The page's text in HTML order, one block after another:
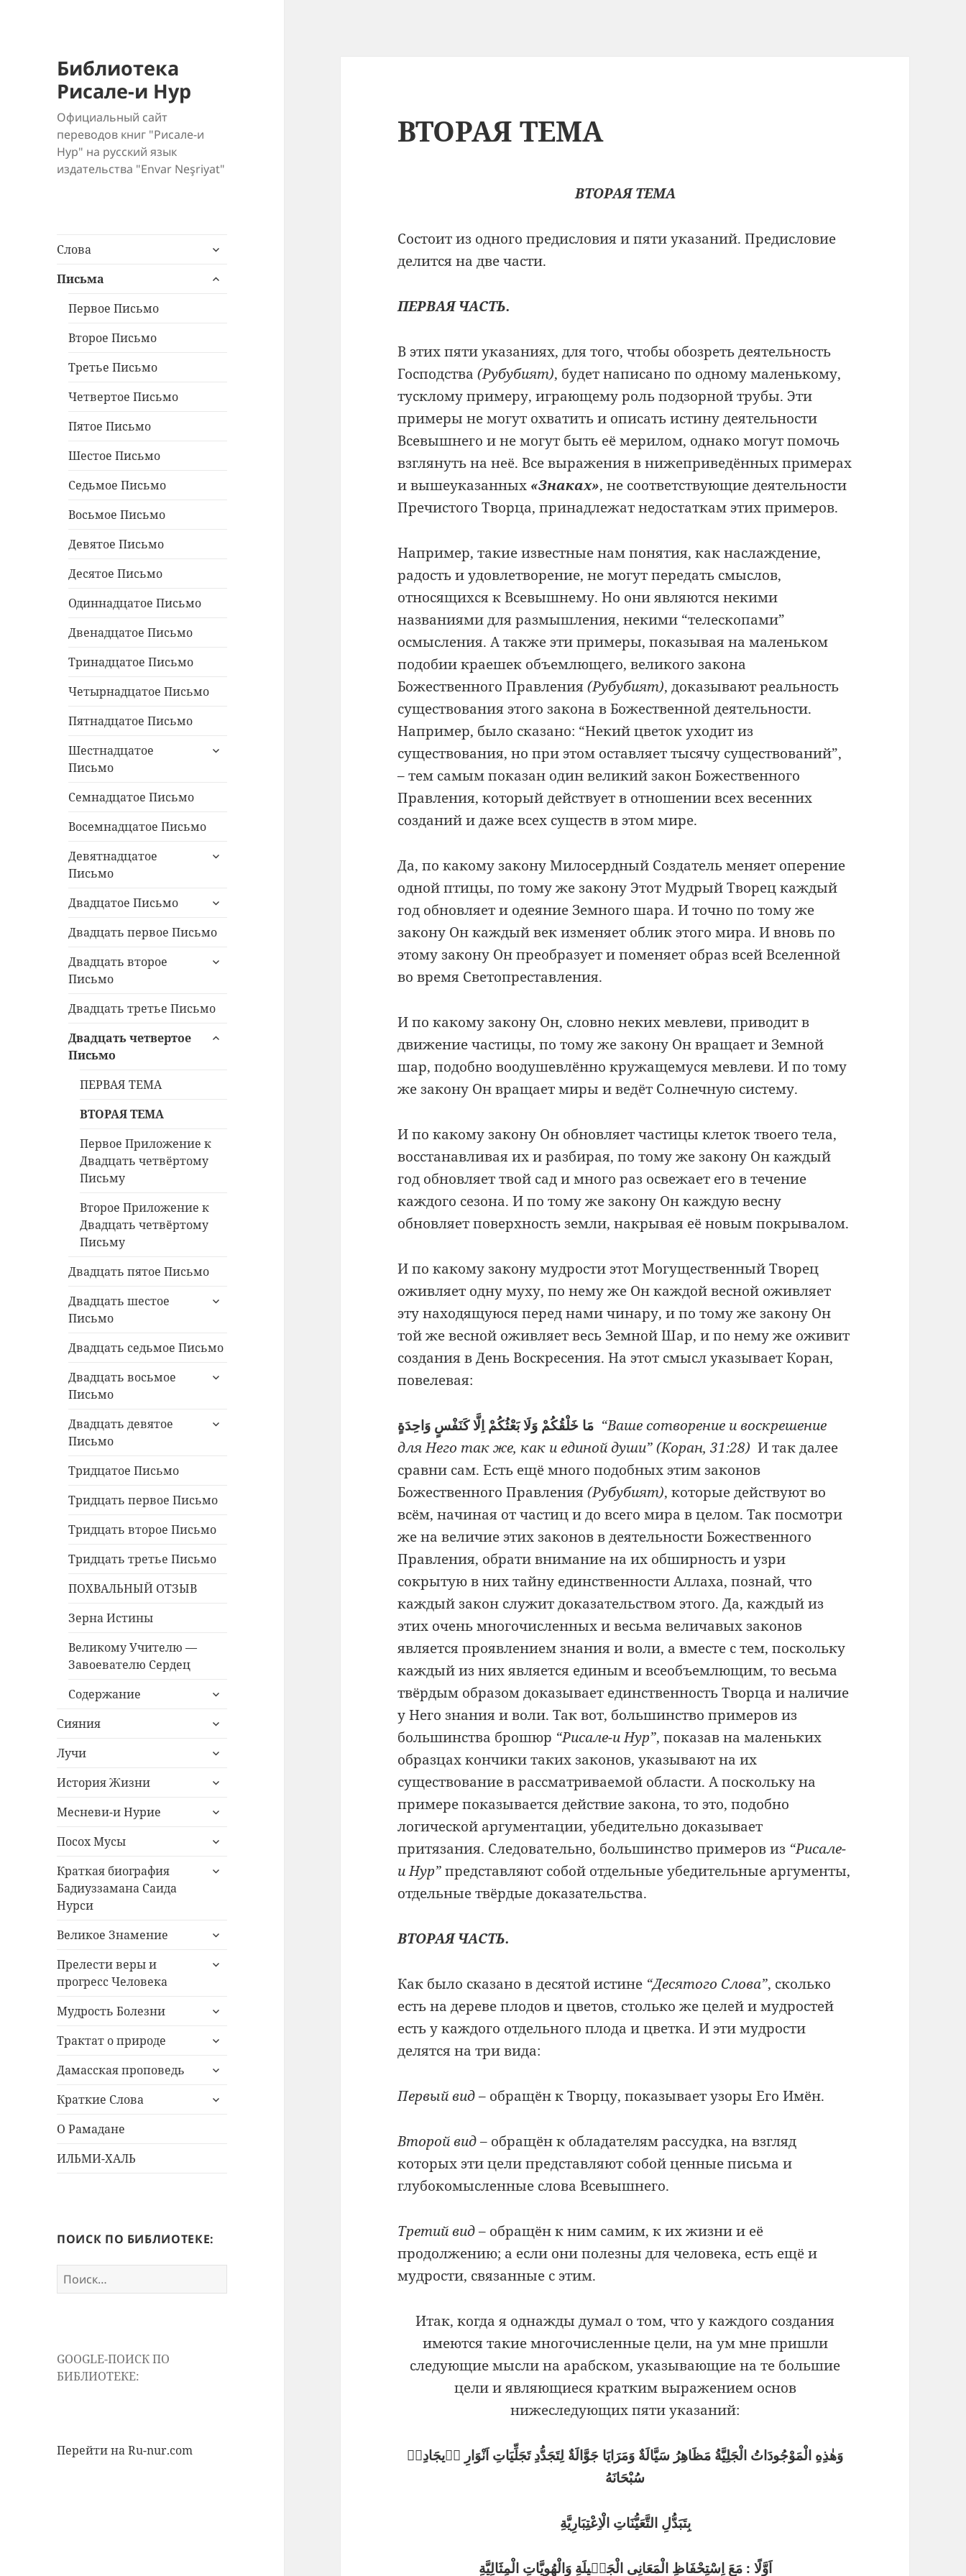
Библиотека
Рисале-и Нур
Официальный сайт
переводов книг "Рисале-и
Нур" на русский язык
издательства "Envar Neşriyat"
Слова
раскрыть
меню
Письма
раскрыть
Первое Письмо
Второе Письмо
Третье Письмо
Четвертое Письмо
Пятое Письмо
Шестое Письмо
Седьмое Письмо
Восьмое Письмо
Девятое Письмо
Десятое Письмо
Одиннадцатое Письмо
Двенадцатое Письмо
Тринадцатое Письмо
Четырнадцатое Письмо
Пятнадцатое Письмо
Шестнадцатое
Письмо
раскрыть
Семнадцатое Письмо
Восемнадцатое Письмо
Девятнадцатое
Письмо
раскрыть
Двадцатое Письмо
раскрыть
меню
Двадцать первое Письмо
Двадцать второе
Письмо
раскрыть
Двадцать третье Письмо
Двадцать четвертое
Письмо
раскрыть
ПЕРВАЯ ТЕМА
ВТОРАЯ ТЕМА
Первое Приложение к
Двадцать четвёртому
Письму
Второе Приложение к
Двадцать четвёртому
Письму
Двадцать пятое Письмо
Двадцать шестое
Письмо
раскрыть
Двадцать седьмое Письмо
Двадцать восьмое
Письмо
раскрыть
Двадцать девятое
Письмо
раскрыть
Тридцатое Письмо
Тридцать первое Письмо
Тридцать второе Письмо
Тридцать третье Письмо
ПОХВАЛЬНЫЙ ОТЗЫВ
Зерна Истины
Великому Учителю —
Завоевателю Сердец
Содержание
раскрыть
меню
Сияния
раскрыть
меню
Лучи
раскрыть
меню
История Жизни
раскрыть
меню
Месневи-и Нурие
раскрыть
меню
Посох Мусы
раскрыть
меню
Краткая биография
Бадиуззамана Саида
Нурси
раскрыть
Великое Знамение
раскрыть
меню
Прелести веры и
прогресс Человека
раскрыть
Мудрость Болезни
раскрыть
меню
Трактат о природе
раскрыть
меню
Дамасская проповедь
раскрыть
меню
Краткие Слова
раскрыть
О Рамадане
ИЛЬМИ-ХАЛЬ
ПОИСК ПО БИБЛИОТЕКЕ:
Найти:
GOOGLE-ПОИСК ПО
БИБЛИОТЕКЕ:
Перейти на Ru-nur.com
ВТОРАЯ ТЕМА
ВТОРАЯ ТЕМА
Состоит из одного предисловия и пяти указаний. Предисловие
делится на две части.
ПЕРВАЯ ЧАСТЬ.
В этих пяти указаниях, для того, чтобы обозреть деятельность
Господства(Рубубият), будет написано по одному маленькому,
тусклому примеру, играющему роль подзорной трубы. Эти
примеры не могут охватить и описать истину деятельности
Всевышнего и не могут быть её мерилом, однако могут помочь
взглянуть на неё. Все выражения в нижеприведённых примерах
и вышеуказанных «Знаках», не соответствующие деятельности
Пречистого Творца, принадлежат недостаткам этих примеров.
Например, такие известные нам понятия, как наслаждение,
радость и удовлетворение, не могут передать смыслов,
относящихся к Всевышнему. Но они являются некими
названиями для размышления, некими “телескопами”
осмысления. А также эти примеры, показывая на маленьком
подобии краешек объемлющего, великого закона
Божественного Правления(Рубубият), доказывают реальность
существования этого закона в Божественной деятельности.
Например, было сказано: “Некий цветок уходит из
существования, но при этом оставляет тысячу существований”,
– тем самым показан один великий закон Божественного
Правления, который действует в отношении всех весенних
созданий и даже всех существ в этом мире.
Да, по какому закону Милосердный Создатель меняет оперение
одной птицы, по тому же закону Этот Мудрый Творец каждый
год обновляет и одеяние Земного шара. И точно по тому же
закону Он каждый век изменяет облик этого мира. И вновь по
этому закону Он преобразует и поменяет образ всей Вселенной
во время Светопреставления.
И по какому закону Он, словно неких мевлеви, приводит в
движение частицы, по тому же закону Он вращает и Земной
шар, подобно воодушевлённо кружащемуся мевлеви. И по тому
же закону Он вращает миры и ведёт Солнечную систему.
И по какому закону Он обновляет частицы клеток твоего тела,
восстанавливая их и разбирая, по тому же закону Он каждый
год обновляет твой сад и много раз освежает его в течение
каждого сезона. И по тому же закону Он каждую весну
обновляет поверхность земли, накрывая её новым покрывалом.
И по какому закону мудрости этот Могущественный Творец
оживляет одну муху, по нему же Он каждой весной оживляет
эту находящуюся перед нами чинару, и по тому же закону Он
той же весной оживляет весь Земной Шар, и по нему же оживит
создания в День Воскресения. На этот смысл указывает Коран,
повелевая:
مَا خَلْقُكُمْ وَلَا بَعْثُكُمْ اِلَّا كَنَفْسٍ وَاحِدَةٍ “Ваше сотворение и воскрешение
для Него так же, как и единой души” (Коран, 31:28) И так далее
сравни сам.Есть ещё много подобных этим законов
Божественного Правления(Рубубият), которые действуют во
всём, начиная от частиц и до всего мира в целом. Так посмотри
же на величие этих законов в деятельности Божественного
Правления, обрати внимание на их обширность и узри
сокрытую в них тайну единственности Аллаха, познай, что
каждый закон служит доказательством этого. Да, каждый из
этих очень многочисленных и весьма величавых законов
является проявлением знания и воли, а вместе с тем, поскольку
каждый из них является единым и всеобъемлющим, то весьма
твёрдым образом доказывает единственность Творца и наличие
у Него знания и воли. Так вот, большинство примеров из
большинства брошюр “Рисале-и Нур”, показав на маленьких
образцах кончики таких законов, указывают на их
существование в рассматриваемой области. А поскольку на
примере показывается действие закона, то это, подобно
логической аргументации, убедительно доказывает
притязания. Следовательно, большинство примеров из “Рисале-
и Нур”представляют собой отдельные убедительные аргументы,
отдельные твёрдые доказательства.
ВТОРАЯ ЧАСТЬ.
Как было сказано в десятой истине “Десятого Слова”, сколько
есть на дереве плодов и цветов, столько же целей и мудростей
есть у каждого отдельного плода и цветка. И эти мудрости
делятся на три вида:
Первый вид– обращён к Творцу, показывает узоры Его Имён.
Второй вид– обращён к обладателям рассудка, на взгляд
которых эти цели представляют собой ценные письма и
глубокомысленные слова Всевышнего.
Третий вид– обращён к ним самим, к их жизни и её
продолжению; а если они полезны для человека, есть ещё и
мудрости, связанные с этим.
Итак, когда я однажды думал о том, что у каждого создания
имеются такие многочисленные цели, на ум мне пришли
следующие мысли на арабском, указывающие на те большие
цели и являющиеся кратким выражением основ
нижеследующих пяти указаний:
وَهٰذِهِ الْمَوْجُودَاتُ الْجَلِيَّةُ مَظَاهِرُ سَيَّالَةٌ وَمَرَايَا جَوَّالَةٌ لِتَجَدُّدِ تَجَلِّيَاتِ اَنْوَارِ اٖيجَادِهٖ
سُبْحَانَهُ
بِتَبَدُّلِ التَّعَيُّنَاتِ الْاِعْتِبَارِيَّةِ
اَوَّلًا : مَعَ اِسْتِحْفَاظِ الْمَعَانِى الْجَمٖيلَةِ وَالْهُوِيَّاتِ الْمِثَالِيَّةِ